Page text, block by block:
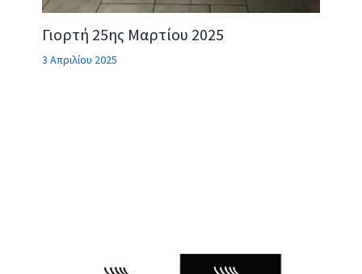
Γιορτή 25ης Μαρτίου 2025
3 Απριλίου 2025